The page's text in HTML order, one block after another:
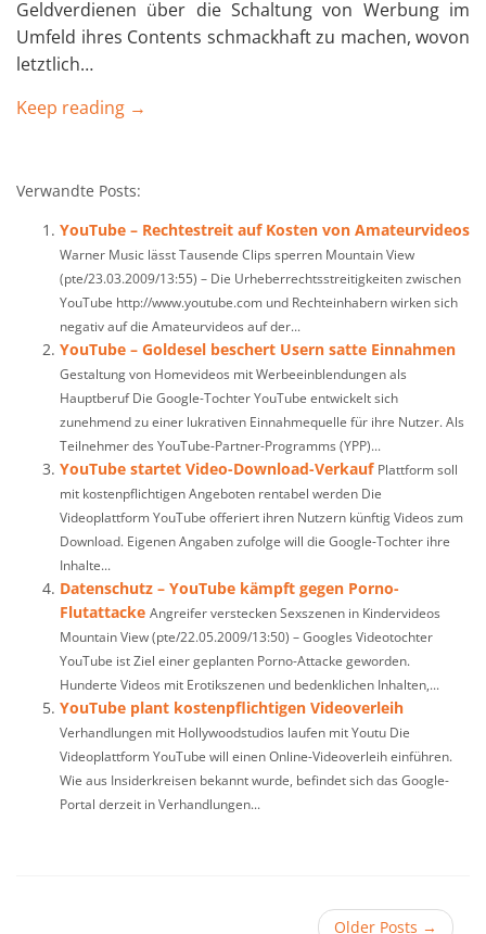
Geldverdienen über die Schaltung von Werbung im
Umfeld ihres Contents schmackhaft zu machen, wovon
letztlich…
Keep reading →
Verwandte Posts:
YouTube – Rechtestreit auf Kosten von Amateurvideos
Warner Music lässt Tausende Clips sperren Mountain View
(pte/23.03.2009/13:55) – Die Urheberrechtsstreitigkeiten zwischen
YouTube http://www.youtube.com und Rechteinhabern wirken sich
negativ auf die Amateurvideos auf der...
YouTube – Goldesel beschert Usern satte Einnahmen
Gestaltung von Homevideos mit Werbeeinblendungen als
Hauptberuf Die Google-Tochter YouTube entwickelt sich
zunehmend zu einer lukrativen Einnahmequelle für ihre Nutzer. Als
Teilnehmer des YouTube-Partner-Programms (YPP)...
YouTube startet Video-Download-Verkauf Plattform soll
mit kostenpflichtigen Angeboten rentabel werden Die
Videoplattform YouTube offeriert ihren Nutzern künftig Videos zum
Download. Eigenen Angaben zufolge will die Google-Tochter ihre
Inhalte...
Datenschutz – YouTube kämpft gegen Porno-
Flutattacke Angreifer verstecken Sexszenen in Kindervideos
Mountain View (pte/22.05.2009/13:50) – Googles Videotochter
YouTube ist Ziel einer geplanten Porno-Attacke geworden.
Hunderte Videos mit Erotikszenen und bedenklichen Inhalten,...
YouTube plant kostenpflichtigen Videoverleih
Verhandlungen mit Hollywoodstudios laufen mit Youtu Die
Videoplattform YouTube will einen Online-Videoverleih einführen.
Wie aus Insiderkreisen bekannt wurde, befindet sich das Google-
Portal derzeit in Verhandlungen...
Older Posts →